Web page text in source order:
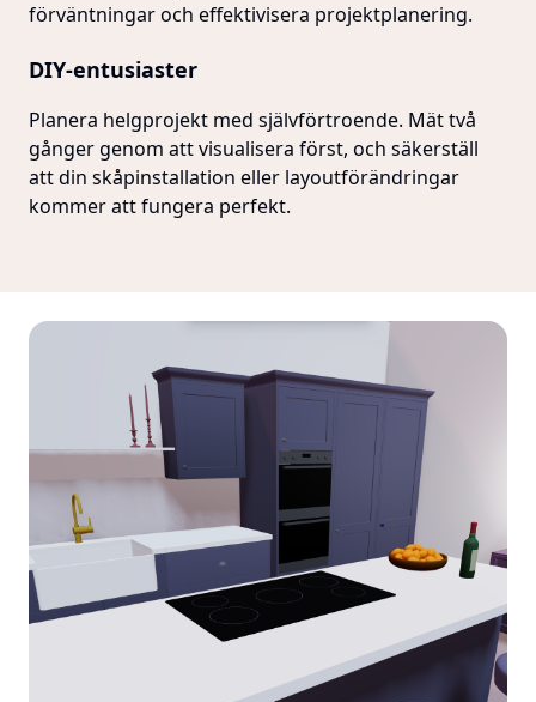
förväntningar och effektivisera projektplanering.
DIY-entusiaster
Planera helgprojekt med självförtroende. Mät två
gånger genom att visualisera först, och säkerställ
att din skåpinstallation eller layoutförändringar
kommer att fungera perfekt.